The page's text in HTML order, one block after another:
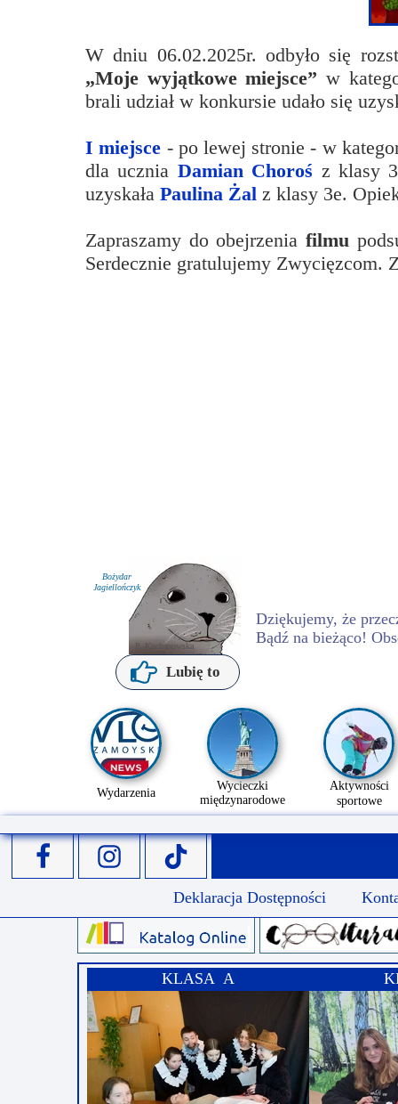
Lubię to
Dziękujemy, że
Bądź na bieżąco!
Bożydar
Jagiellończyk
P. Kochanowska
W dniu 06.02.2025r. odbyło się
„Moje wyjątkowe miejsce” w
brali udział w konkursie udało się
I miejsce - po lewej stronie - w
dla ucznia Damian Choroś z klasy
uzyskała Paulina Żal z klasy 3e.
Zapraszamy do obejrzeniafilmu
Serdecznie gratulujemy Zwycięzcom.
KLASA A
Deklaracja Dostępności
Wydarzenia
Wycieczki
międzynarodowe
Aktywności
sportowe